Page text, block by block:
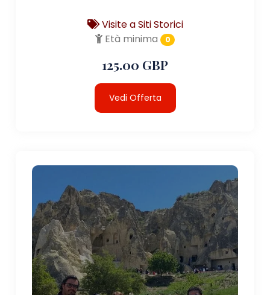
Visite a Siti Storici
Età minima
0
125.00 GBP
Vedi Offerta